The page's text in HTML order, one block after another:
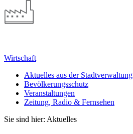
Wirtschaft
Aktuelles aus der Stadtverwaltung
Bevölkerungsschutz
Veranstaltungen
Zeitung, Radio & Fernsehen
Sie sind hier: Aktuelles